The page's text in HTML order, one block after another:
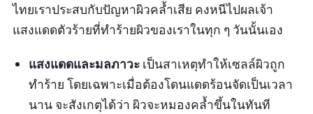
ไทยเราประสบกับปัญหาผิวคล้ำเสีย คงหนีไปผลเจ้า
แสงแดดตัวร้ายที่ทำร้ายผิวของเราในทุก ๆ วันนั้นเอง
แสงแดดและมลภาวะเป็นสาเหตุทำให้เซลล์ผิวถูก
ทำร้าย โดยเฉพาะเมื่อต้องโดนแดดร้อนจัดเป็นเวลา
นาน จะสังเกตุได้ว่า ผิวจะหมองคล้ำขึ้นในทันที